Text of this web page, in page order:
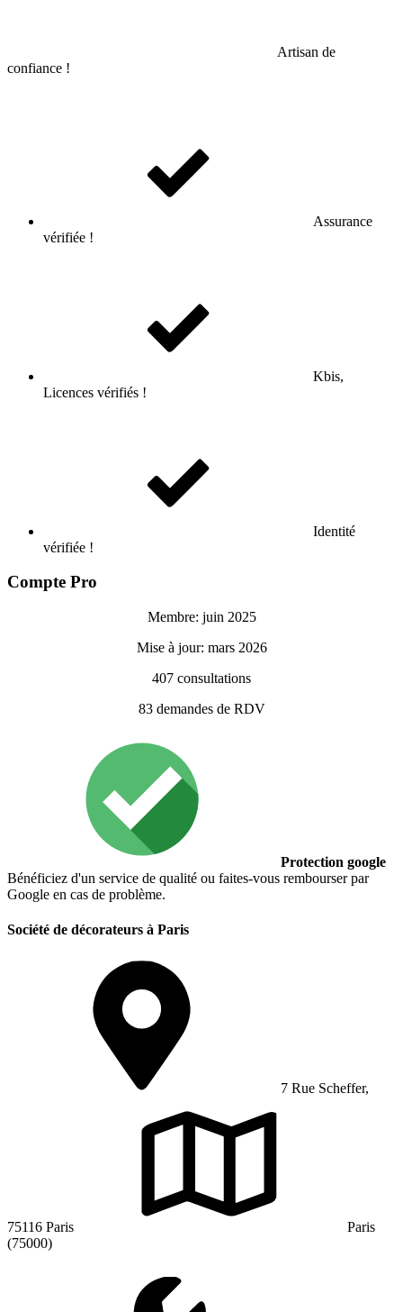
Artisan de
confiance !
Assurance
vérifiée !
Kbis,
Licences vérifiés !
Identité
vérifiée !
Compte Pro
Membre: juin 2025
Mise à jour: mars 2026
407 consultations
83demandes de RDV
Protection google
Bénéficiez d'un service de qualité ou faites-vous rembourser par
Google en cas de problème.
Société de décorateurs à Paris
7 Rue Scheffer,
75116 Paris
Paris
(75000)